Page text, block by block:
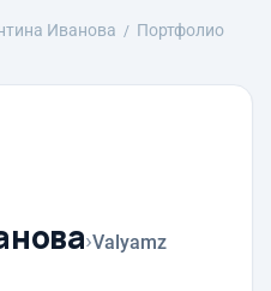
Иванова
Портфолио
›Valyamz